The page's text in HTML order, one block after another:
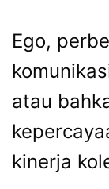
Ego,
atau
kinerja